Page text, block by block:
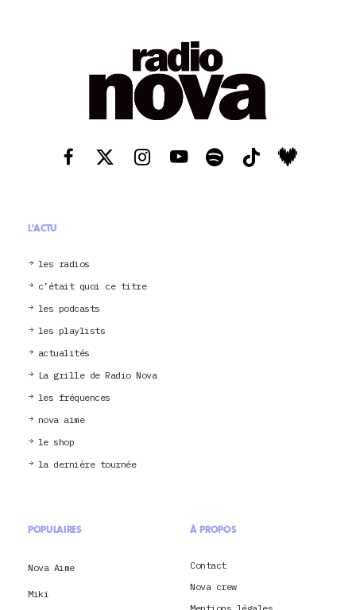
L'ACTU
les radios
c’était quoi ce titre
les podcasts
les playlists
actualités
La grille de Radio Nova
les fréquences
nova aime
le shop
la dernière tournée
POPULAIRES
Nova Aime
Miki
À PROPOS
Contact
Nova crew
Mentions légales